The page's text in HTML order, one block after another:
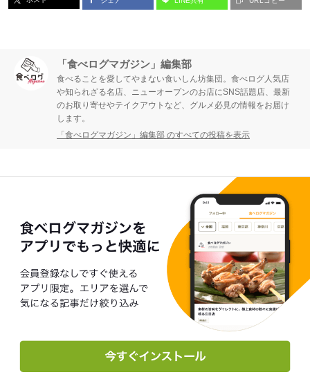
「食べログマガジン」編集部
食べることを愛してやまない食いしん坊集団。食べログ人気店
や知られざる名店、ニューオープンのお店にSNS話題店、最新
のお取り寄せやテイクアウトなど、グルメ必見の情報をお届け
します。
「食べログマガジン」編集部 のすべての投稿を表示